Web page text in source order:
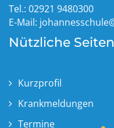
Tel.: 02921 9480300
E-Mail:
Nützliche Seiten
Kurzprofil
Krankmeldungen
Termine